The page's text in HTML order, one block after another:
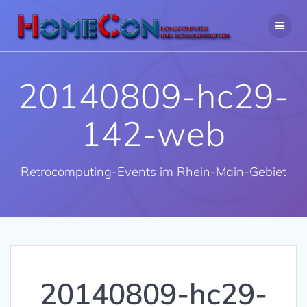
Inhalt
springen
20140809-hc29-
142-web
Retrocomputing-Events im Rhein-Main-Gebiet
20140809-hc29-